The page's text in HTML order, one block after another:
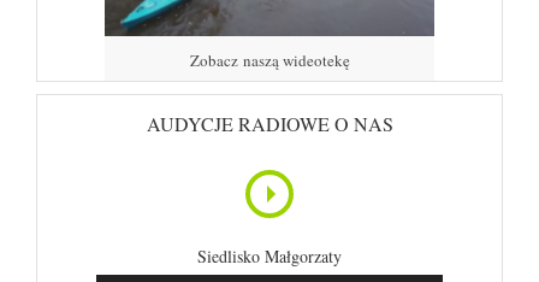
Zobacz naszą wideotekę
AUDYCJE RADIOWE O NAS
Siedlisko Małgorzaty